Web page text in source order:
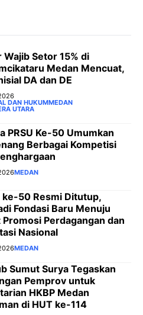
Wajib Setor 15% di
Medan Mencuat,
DA dan DE
DAN HUKUMMEDAN
UTARA
PRSU Ke-50 Umumkan
Berbagai Kompetisi
MEDAN
ke-50 Resmi Ditutup,
Fondasi Baru Menuju
Promosi Perdagangan dan
Nasional
MEDAN
Sumut Surya Tegaskan
Pemprov untuk
HKBP Medan
di HUT ke-114